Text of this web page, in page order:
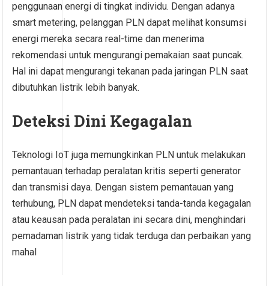
penggunaan energi di tingkat individu. Dengan adanya
smart metering, pelanggan PLN dapat melihat konsumsi
energi mereka secara real-time dan menerima
rekomendasi untuk mengurangi pemakaian saat puncak.
Hal ini dapat mengurangi tekanan pada jaringan PLN saat
dibutuhkan listrik lebih banyak.
Deteksi Dini Kegagalan
Teknologi IoT juga memungkinkan PLN untuk melakukan
pemantauan terhadap peralatan kritis seperti generator
dan transmisi daya. Dengan sistem pemantauan yang
terhubung, PLN dapat mendeteksi tanda-tanda kegagalan
atau keausan pada peralatan ini secara dini, menghindari
pemadaman listrik yang tidak terduga dan perbaikan yang
mahal